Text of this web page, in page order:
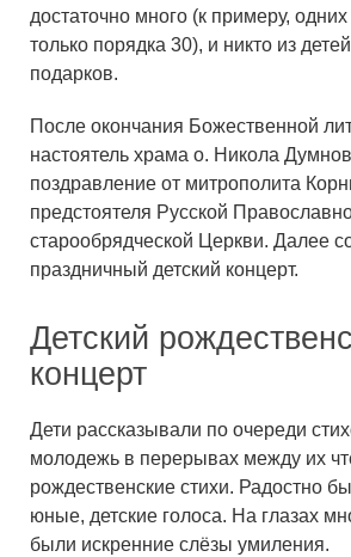
достаточно много (к примеру,
только порядка 30), и никто из
подарков.
После окончания Божественной
настоятель храма о. Никола
поздравление от митрополита
предстоятеля Русской
старообрядческой Церкви. Далее
праздничный детский концерт.
Детский
концерт
Дети рассказывали по очереди
молодежь в перерывах между их
рождественские стихи. Радостно
юные, детские голоса. На глазах
были искренние слёзы умиления.